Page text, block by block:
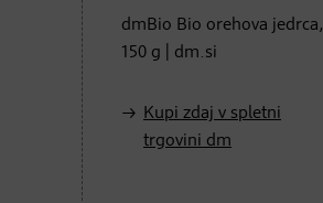
dmBio Bio orehova jedrca,
150 g | dm.si
Kupi zdaj v spletni
trgovini dm